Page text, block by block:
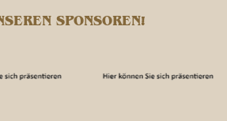
SPONSOREN!